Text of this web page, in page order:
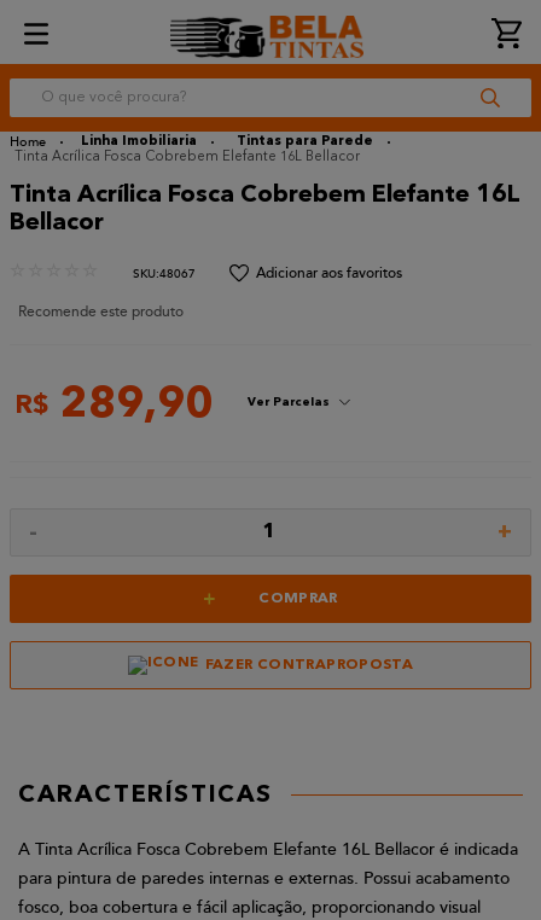
O que você procura?
Linha Imobiliaria
Tintas para Parede
Tinta Acrílica Fosca Cobrebem Elefante 16L Bellacor
Tinta Acrílica Fosca Cobrebem Elefante 16L
Bellacor
:48067
Recomende este produto
R$ 289,90 Ver Parcelas
- 1 +
+ COMPRAR
FAZER CONTRAPROPOSTA
CARACTERÍSTICAS
A Tinta Acrílica Fosca Cobrebem Elefante 16L Bellacor é indicada
para pintura de paredes internas e externas. Possui acabamento
fosco, boa cobertura e fácil aplicação, proporcionando visual